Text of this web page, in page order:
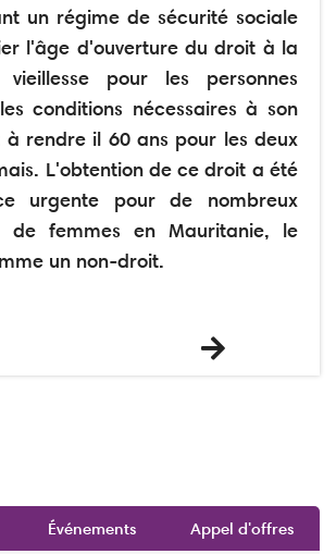
Événements Appel d'offres
un régime de sécurité sociale
l'âge d'ouverture du droit à la
pour les personnes
conditions nécessaires à son
à rendre il 60 ans pour les deux
L'obtention de ce droit a été
urgente pour de nombreux
de femmes en Mauritanie, le
un non-droit.